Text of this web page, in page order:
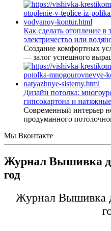
Как сделать отопление в
электричество или
Создание комфортных
— залог успешного
Дизайн потолка:
гипсокартона и
Современный интерьер
продуманного
Мы Вконтакте
Журнал Вышивка
год
Журнал Вышивка